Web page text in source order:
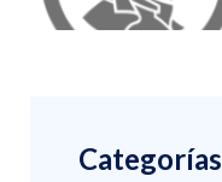
Categorías